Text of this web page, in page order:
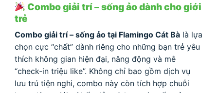
Combo giải trí – sống ảo dành cho giới
trẻ
Combo giải trí – sống ảo tại Flamingo Cát Bà là lựa
chọn cực “chất” dành riêng cho những bạn trẻ yêu
thích không gian hiện đại, năng động và mê
“check-in triệu like”. Không chỉ bao gồm dịch vụ
lưu trú tiện nghi, combo này còn tích hợp chuỗi